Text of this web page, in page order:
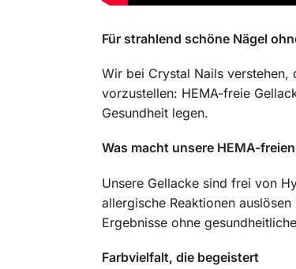
Für strahlend schöne Nägel
Wir bei Crystal Nails verstehen,
vorzustellen: HEMA-freie
Gesundheit legen.
Was macht unsere HEMA-
Unsere Gellacke sind frei von
allergische Reaktionen
Ergebnisse ohne
Farbvielfalt, die begeistert